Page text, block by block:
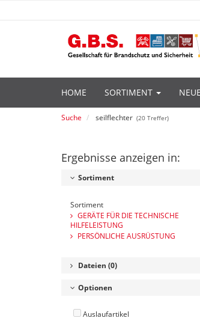
HOME SORTIMENT
Suche seilflechter (20 Treffer)
Ergebnisse anzeigen in:
Sortiment
Sortiment
GERÄTE FÜR DIE TECHNISCHE
HILFELEISTUNG
PERSÖNLICHE AUSRÜSTUNG
Dateien (0)
Optionen
Auslaufartikel